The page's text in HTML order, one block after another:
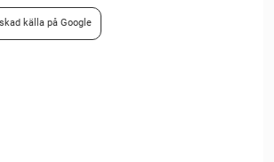
källa på Google